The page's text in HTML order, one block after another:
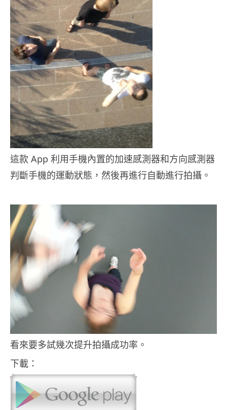
這款 App 利用手機內置的加速感測器和方向感測器
判斷手機的運動狀態，然後再進行自動進行拍攝。
看來要多試幾次提升拍攝成功率。
下載：